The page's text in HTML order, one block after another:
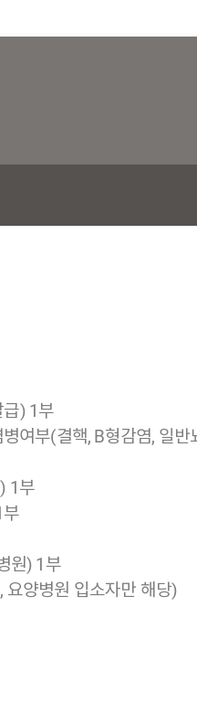
) 1부
여부(결핵, B형감염, 일
1부
원) 1부
요양병원 입소자만 해당)